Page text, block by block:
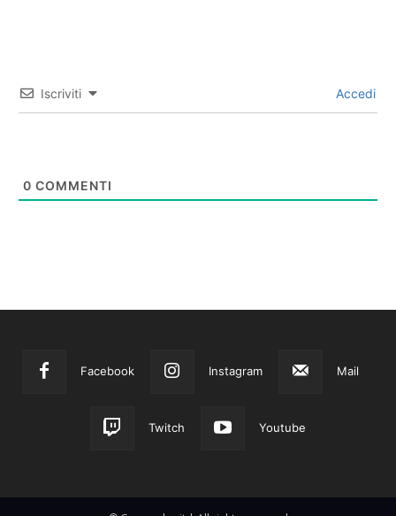
Iscriviti Accedi
0 COMMENTI
Facebook Instagram Mail
Twitch Youtube